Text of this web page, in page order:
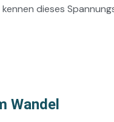
dieses
Wandel